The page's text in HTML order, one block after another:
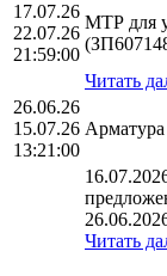
17.07.26
22.07.26
21:59:00
МТР для
Читать
26.06.26
15.07.26
13:21:00
Читать